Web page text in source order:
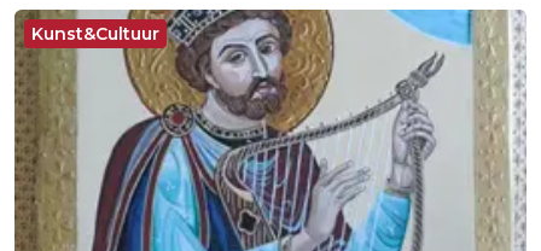
Kunst&Cultuur